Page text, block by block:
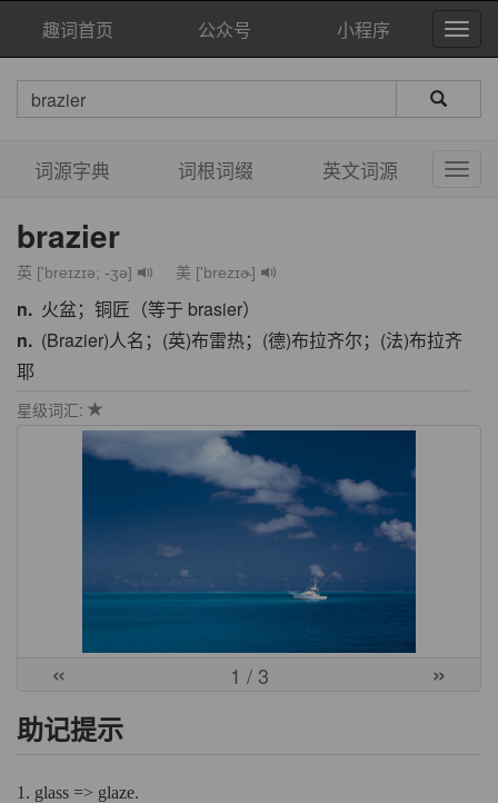
趣词首页 公众号 小程序
词源字典 词根词缀 英文词源
brazier
英 ['breɪzɪə; -ʒə] 美 ['brezɪɚ]
n. 火盆；铜匠（等于 brasier）
n. (Brazier)人名；(英)布雷热；(德)布拉齐尔；(法)布拉齐
耶
星级词汇:
« 1 / 3 »
助记提示
1. glass => glaze.